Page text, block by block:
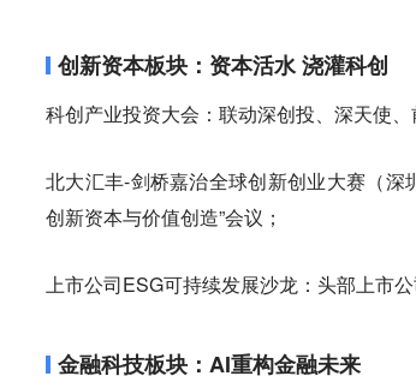
创新资本板块：资本活水 浇灌科创
科创产业投资大会：联动深创投、深天使
北大汇丰-剑桥嘉治全球创新创业大赛（深
创新资本与价值创造”会议；
上市公司ESG可持续发展沙龙：头部上市
金融科技板块：AI重构金融未来